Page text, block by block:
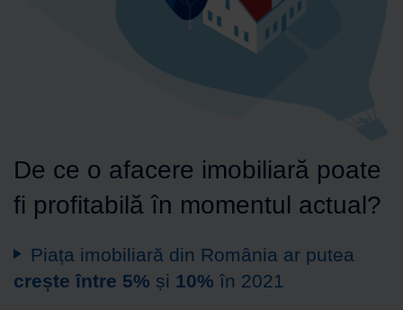
De ce o afacere imobiliară poate
fi profitabilă în momentul actual?
Piața imobiliară din România ar putea
crește între 5% și 10% în 2021